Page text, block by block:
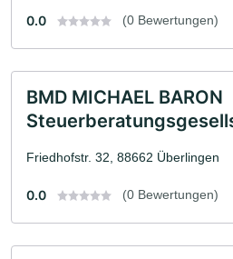
0.0 (0 Bewertungen)
BMD MICHAEL BARON
Friedhofstr. 32, 88662 Überlingen
0.0 (0 Bewertungen)